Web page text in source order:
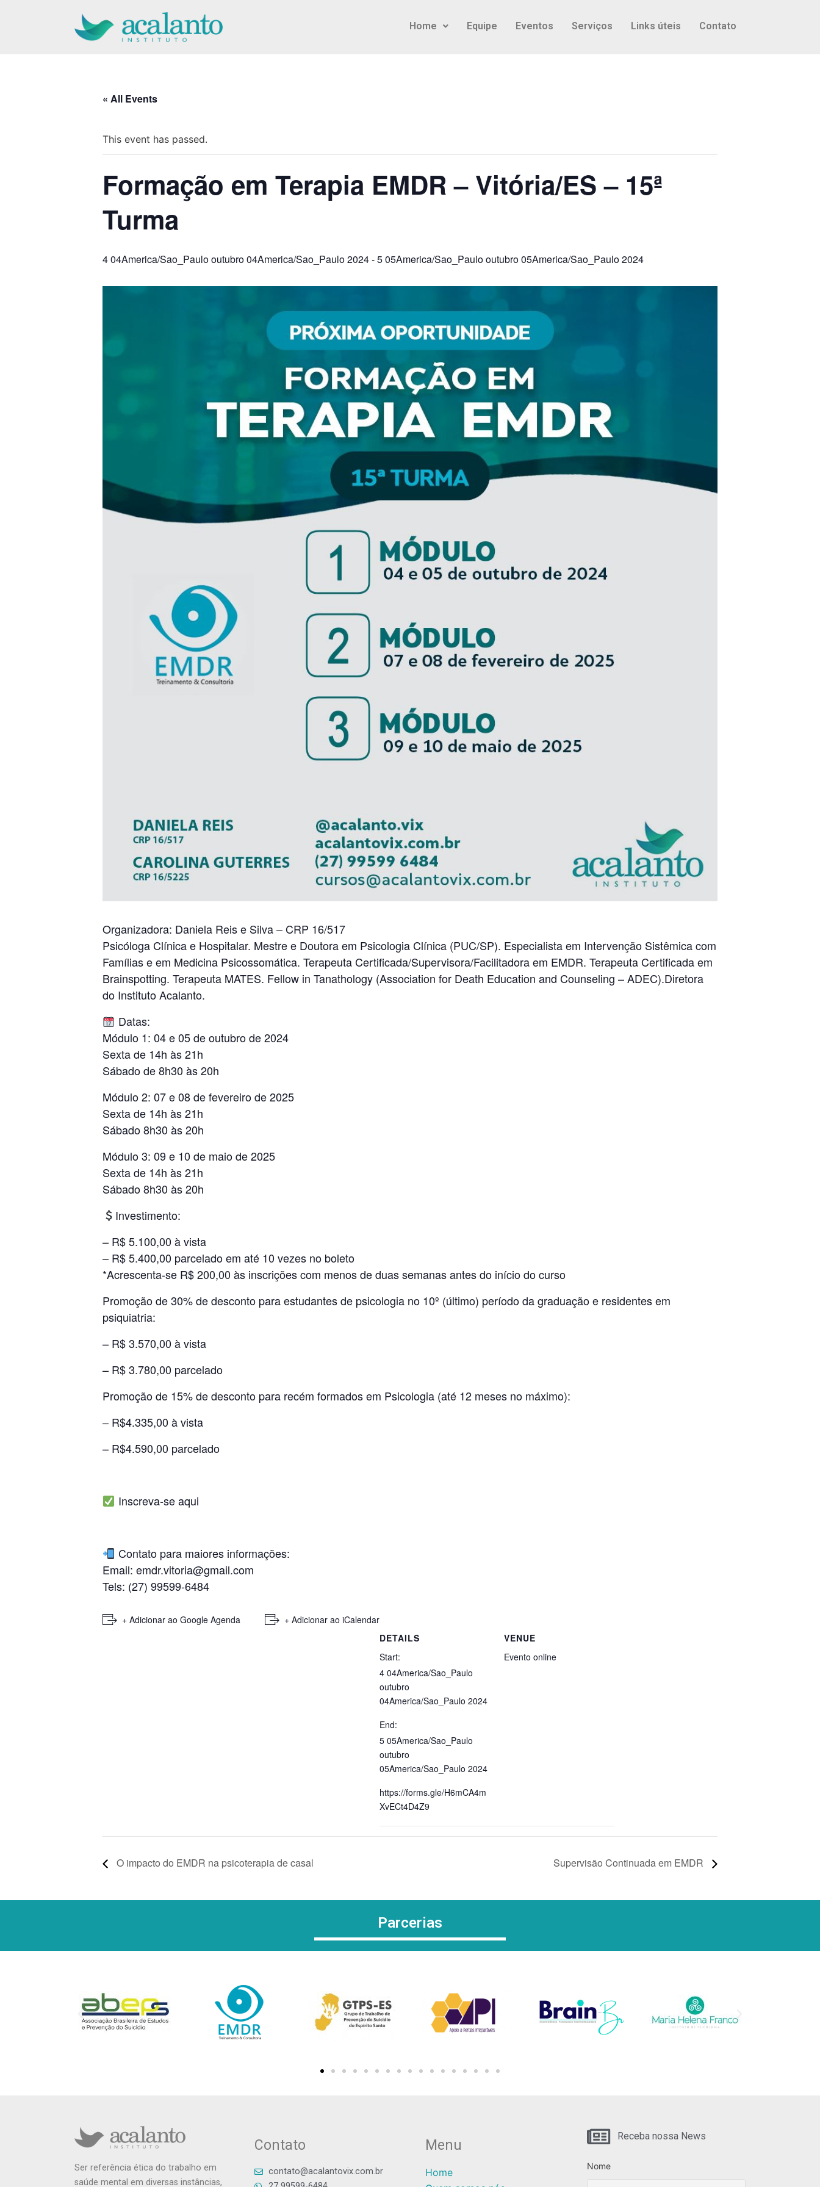
Home Equipe Eventos Serviços Links úteis Contato
« All Events
This event has passed.
Formação em Terapia EMDR – Vitória/ES – 15ª
Turma
4 04America/Sao_Paulo outubro 04America/Sao_Paulo 2024-5 05America/Sao_Paulo outubro 05America/Sao_Paulo 2024
Organizadora: Daniela Reis e Silva – CRP 16/517
Psicóloga Clínica e Hospitalar. Mestre e Doutora em Psicologia Clínica (PUC/SP). Especialista em Intervenção Sistêmica com
Famílias e em Medicina Psicossomática. Terapeuta Certificada/Supervisora/Facilitadora em EMDR. Terapeuta Certificada em
Brainspotting. Terapeuta MATES. Fellow in Tanathology (Association for Death Education and Counseling – ADEC).Diretora
do Instituto Acalanto.
Datas:
Módulo 1: 04 e 05 de outubro de 2024
Sexta de 14h às 21h
Sábado de 8h30 às 20h
Módulo 2: 07 e 08 de fevereiro de 2025
Sexta de 14h às 21h
Sábado 8h30 às 20h
Módulo 3: 09 e 10 de maio de 2025
Sexta de 14h às 21h
Sábado 8h30 às 20h
Investimento:
– R$ 5.100,00 à vista
– R$ 5.400,00 parcelado em até 10 vezes no boleto
*Acrescenta-se R$ 200,00 às inscrições com menos de duas semanas antes do início do curso
Promoção de 30% de desconto para estudantes de psicologia no 10º (último) período da graduação e residentes em
psiquiatria:
– R$ 3.570,00 à vista
– R$ 3.780,00 parcelado
Promoção de 15% de desconto para recém formados em Psicologia (até 12 meses no máximo):
– R$4.335,00 à vista
– R$4.590,00 parcelado
Inscreva-seaqui
Contato para maiores informações:
Email: emdr.vitoria@gmail.com
Tels: (27) 99599-6484
+ Adicionar ao Google Agenda
+ Adicionar ao iCalendar
DETAILS
Start:
4 04America/Sao_Paulo
outubro
04America/Sao_Paulo 2024
End:
5 05America/Sao_Paulo
outubro
05America/Sao_Paulo 2024
https://forms.gle/H6mCA4m
XvECt4D4Z9
VENUE
Evento online
O impacto do EMDR na psicoterapia de casal Supervisão Continuada em EMDR
Parcerias
Ser referência ética do trabalho em
saúde mental em diversas instâncias,
Contato
contato@acalantovix.com.br
Menu
Home
Receba nossa News
Nome